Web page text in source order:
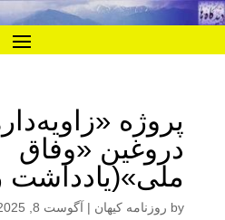
پروژه
دروغین «وفاق
ملی»(یادداشت
by روزنامه کیهان | آگوست 8, 2025 8:04 ب.ظ